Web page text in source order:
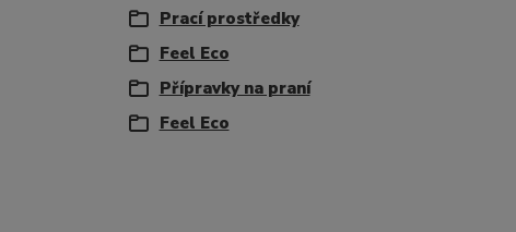
Prací prostředky
Feel Eco
Přípravky na praní
Feel Eco